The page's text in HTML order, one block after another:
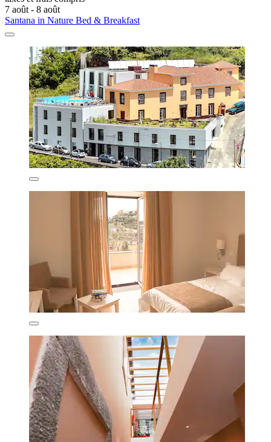
7 août - 8 août
Santana in Nature Bed & Breakfast